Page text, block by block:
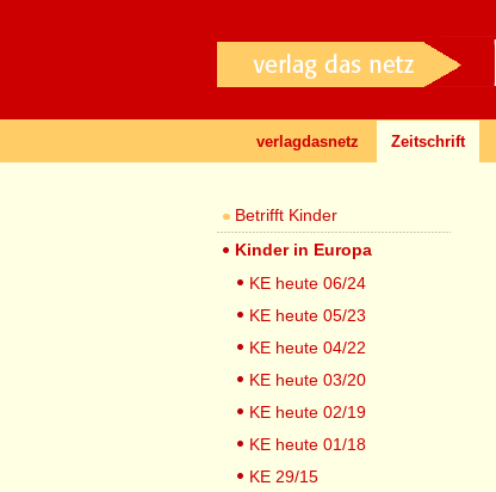
verlagdasnetz Zeitschrift
Betrifft Kinder
Kinder in Europa
KE heute 06/24
KE heute 05/23
KE heute 04/22
KE heute 03/20
KE heute 02/19
KE heute 01/18
KE 29/15